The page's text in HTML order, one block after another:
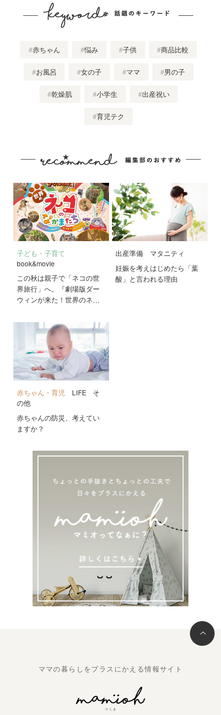
赤ちゃん 悩み 子供 商品比較
お風呂 女の子 ママ 男の子
乾燥肌 小学生 出産祝い
育児テク
子ども・子育て
book&movie
この秋は親子で「ネコの世
界旅行」へ。『劇場版ダー
ウィンが来た！世界のネコ
公開！
出産準備
マタニティ
妊娠を考えはじめたら「葉
酸」と言われる理由
赤ちゃん・育児 LIFE
そ
の他
赤ちゃんの防災、考えてい
ますか？
ママの暮らしをプラスにかえる情報サイト